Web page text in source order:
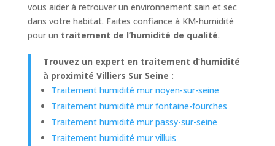
vous aider à retrouver un environnement sain et sec
dans votre habitat. Faites confiance à KM-humidité
pour un traitement de l’humidité de qualité.
Trouvez un expert en traitement d’humidité
à proximité Villiers Sur Seine :
Traitement humidité mur noyen-sur-seine
Traitement humidité mur fontaine-fourches
Traitement humidité mur passy-sur-seine
Traitement humidité mur villuis